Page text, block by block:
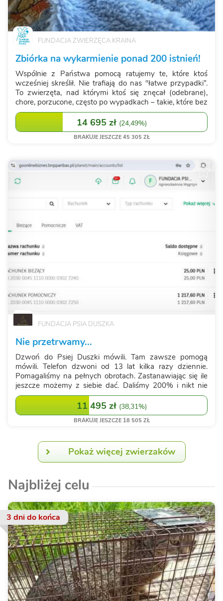
FUNDACJA ZWIERZĘCA KRAINA
Zbiórka na wykarmienie ponad 200 istnień!
Wspólnie z Państwa pomocą ratujemy te, które ktoś
wcześniej skreślił. Nie trafiają do nas "łatwe przypadki”.
To zwierzęta, nad którymi ktoś się znęcał (odebrane),
chore, porzucone, często po wypadkach – takie, które bez
pomocy po prostu nie przetrwają. Ze względu na
wrażliwość odbiorców nie...
14 695 zł (24,49%)
BRAKUJE JESZCZE 45 305 ZŁ
FUNDACJA PSIA DUSZKA
Nie przetrwamy...
Dzwoń do Psiej Duszki mówili. Tam zawsze pomogą
mówili. Telefon dzwoni od 13 lat kilka razy dziennie.
Pomagaliśmy na pełnych obrotach. Zastanawiając się ile
jeszcze możemy z siebie dać. Daliśmy 200% i nikt nie
odmówi nam wielkości w działaniu. Ale dziś Psia Duszka
jest maleńka... znika. Jest pami...
11 495 zł (38,31%)
BRAKUJE JESZCZE 18 505 ZŁ
Pokaż więcej zwierzaków
Najbliżej celu
3 dnido końca